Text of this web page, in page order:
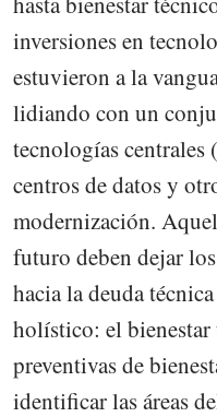
inversiones en
estuvieron a la
lidiando con un
tecnologías centrales
centros de datos y
modernización.
futuro deben dejar
hacia la deuda
holístico: el bienestar
preventivas de
identificar las áreas